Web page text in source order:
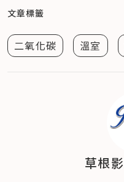
文章標籤
二氧化碳 溫室
草根